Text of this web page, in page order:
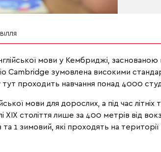
мови у Кембриджі,
Cambridge зумовлена високими
проходить навчання понад 4000
мови для дорослих, а під час
ХІХ століття лише за 400 метрів від
та 1 зимовий, які проходять на